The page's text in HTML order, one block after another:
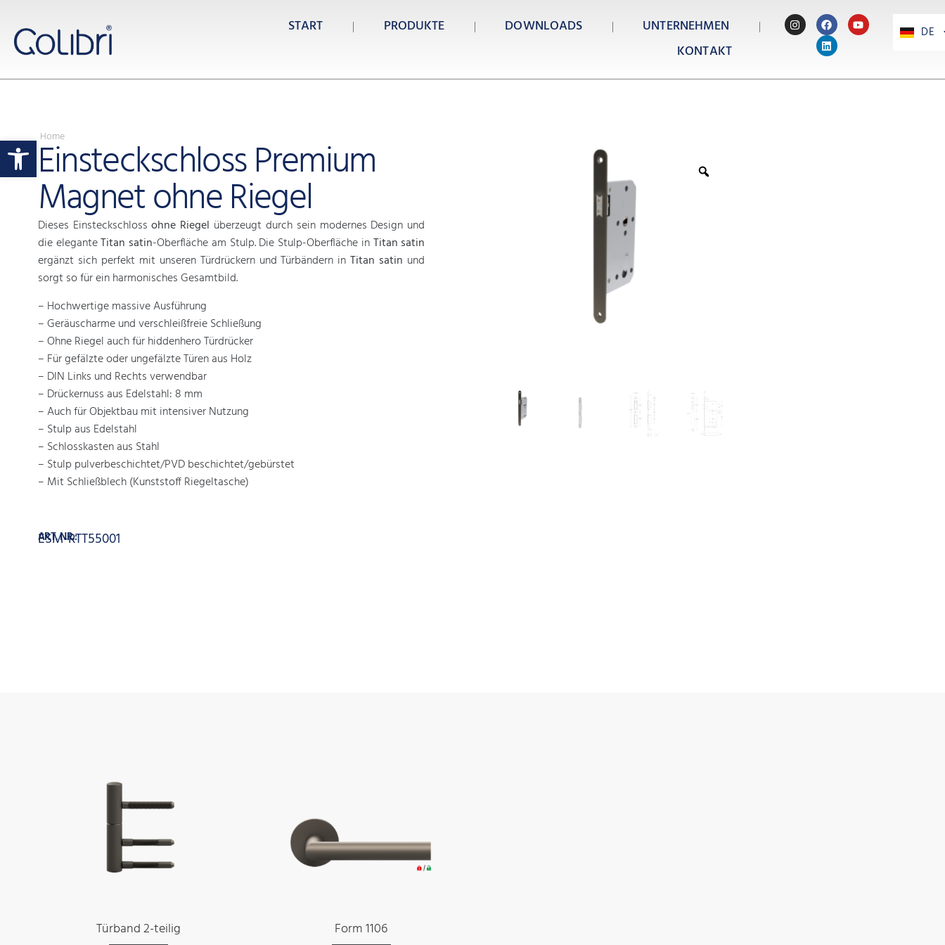
Werkzeugleiste öffnen
START PRODUKTE DOWNLOADS
UNTERNEHMEN
KONTAKT
DE
PT
Home
Einsteckschloss Premium
Magnet ohne Riegel
Dieses Einsteckschlossohne Riegel überzeugt durch sein modernes Design und
die eleganteTitan satin-Oberfläche am Stulp. Die Stulp-Oberfläche inTitan satin
ergänzt sich perfekt mit unseren Türdrückern und Türbändern inTitan satin und
sorgt so für ein harmonisches Gesamtbild.
– Hochwertige massive Ausführung
– Geräuscharme und verschleißfreie Schließung
– Ohne Riegel auch für hiddenhero Türdrücker
– Für gefälzte oder ungefälzte Türen aus Holz
– DIN Links und Rechts verwendbar
– Drückernuss aus Edelstahl: 8 mm
– Auch für Objektbau mit intensiver Nutzung
– Stulp aus Edelstahl
– Schlosskasten aus Stahl
– Stulp pulverbeschichtet/PVD beschichtet/gebürstet
– Mit Schließblech (Kunststoff Riegeltasche)
ART. NR.:
ESM-RTT55001
Türband 2-teilig Form 1106